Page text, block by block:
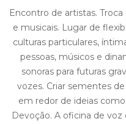
Encontro de artistas.
e musicais. Lugar de
culturas particulares,
pessoas, músicos e
sonoras para futuras
vozes. Criar sementes
em redor de ideias
Devoção. A oficina de